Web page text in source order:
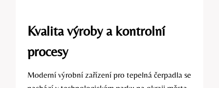
Kvalita výroby a kontrolní
procesy
Moderní výrobní zařízení pro tepelná čerpadla se